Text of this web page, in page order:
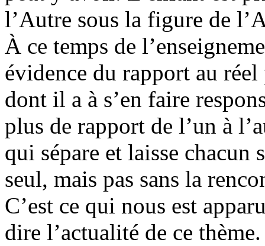
l’Autre sous la figure de
À ce temps de
évidence du rapport au
dont il a à s’en faire
plus de rapport de l’un à
qui sépare et laisse
seul, mais pas sans la
C’est ce qui nous est
dire l’actualité de ce thème.